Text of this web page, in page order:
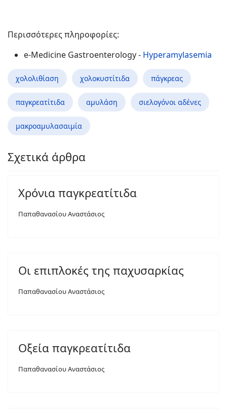
Περισσότερες πληροφορίες:
e-Medicine Gastroenterology - Hyperamylasemia
χολολιθίαση χολοκυστίτιδα πάγκρεας
παγκρεατίτιδα αμυλάση σιελογόνοι αδένες
μακροαμυλασαιμία
Σχετικά άρθρα
Χρόνια παγκρεατίτιδα
Παπαθανασίου Αναστάσιος
Οι επιπλοκές της παχυσαρκίας
Παπαθανασίου Αναστάσιος
Οξεία παγκρεατίτιδα
Παπαθανασίου Αναστάσιος